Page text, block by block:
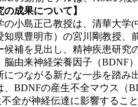
の成果について】
の小島正己教授は、清華大学
知県豊明市）の宮川剛教授
候補を見出し、精神疾患研究
脳由来神経栄養因子（BDNF
につながる新たな一歩を踏み
、BDNFの産生不全マウス（
全が神経伝達に影響するこ